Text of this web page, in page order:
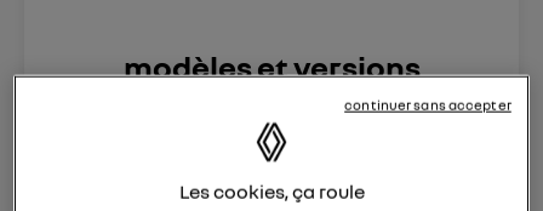
modèles et versions
8 juin 2023
Véhicules
Les cookies, ça roule
continuer sans accepter